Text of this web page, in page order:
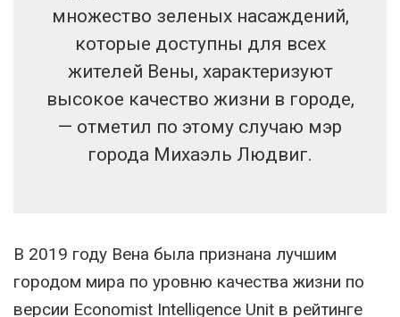
множество зеленых насаждений,
которые доступны для всех
жителей Вены, характеризуют
высокое качество жизни в городе,
— отметил по этому случаю мэр
города Михаэль Людвиг.
В 2019 году Вена была признана лучшим
городом мира по уровню качества жизни по
версии Economist Intelligence Unit в рейтинге